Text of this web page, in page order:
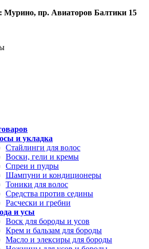
: Мурино, пр. Авиаторов Балтики 15
и укладка
Стайлинги для волос
Воски, гели и кремы
Спреи и пудры
Шампуни и кондиционеры
Тоники для волос
Средства против седины
Расчески и гребни
и усы
Воск для бороды и усов
Крем и бальзам для бороды
Масло и элексиры для бороды